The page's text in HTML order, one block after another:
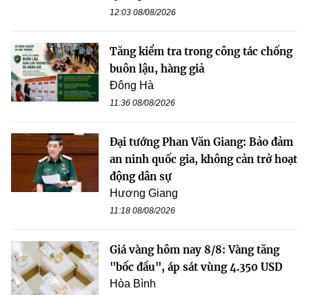
12:03 08/08/2026
Tăng kiểm tra trong công tác chống
buôn lậu, hàng giả
Đông Hà
11:36 08/08/2026
Đại tướng Phan Văn Giang: Bảo đảm
an ninh quốc gia, không cản trở hoạt
động dân sự
Hương Giang
11:18 08/08/2026
Giá vàng hôm nay 8/8: Vàng tăng
"bốc đầu", áp sát vùng 4.350 USD
Hòa Bình